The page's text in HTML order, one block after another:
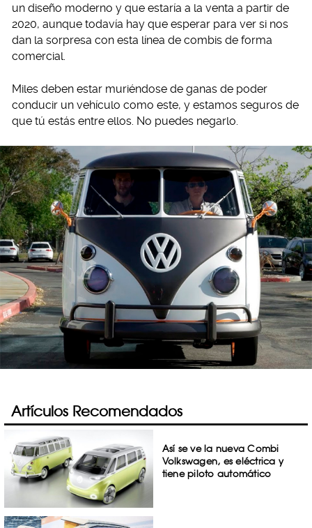
un diseño moderno y que estaría a la venta a partir de
2020, aunque todavía hay que esperar para ver si nos
dan la sorpresa con esta línea de combis de forma
comercial.
Miles deben estar muriéndose de ganas de poder
conducir un vehículo como este, y estamos seguros de
que tú estás entre ellos. No puedes negarlo.
Artículos Recomendados
Así se ve la nueva Combi
Volkswagen, es eléctrica y
tiene piloto automático